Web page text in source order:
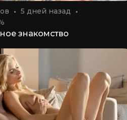
5 дней назад
знакомство